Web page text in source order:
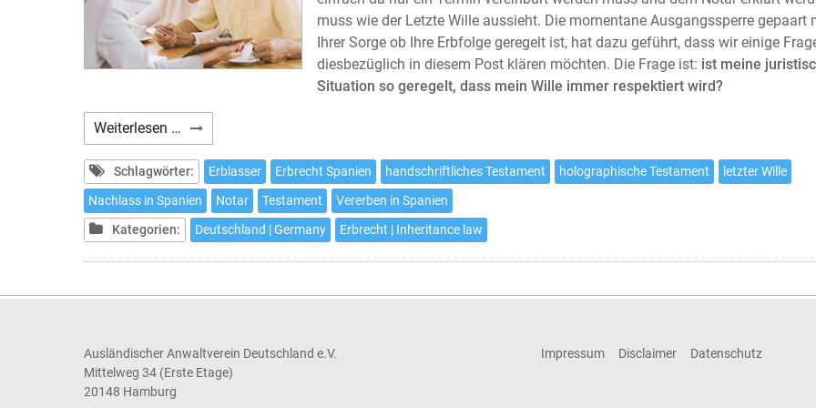
muss wie der Letzte Wille aussieht. Die momentane Ausgangssperre gepaart
Ihrer Sorge ob Ihre Erbfolge geregelt ist, hat dazu geführt, dass wir einige
diesbezüglich in diesem Post klären möchten. Die Frage ist: ist meine
Situation so geregelt, dass mein Wille immer respektiert wird?
Weiterlesen … Ein
Testament
aufsetzten,
ohne
aus
dem
Haus
gehen
Schlagwörter: Erblasser Erbrecht Spanien handschriftliches Testament holographische Testament
letzter Wille
Nachlass in Spanien
Notar Testament
Vererben in Spanien
Kategorien:
Deutschland | Germany Erbrecht | Inheritance law
Ausländischer Anwaltverein Deutschland e.V.
Mittelweg 34 (Erste Etage)
20148 Hamburg
Impressum Disclaimer Datenschutz